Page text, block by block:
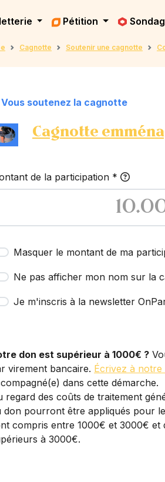
Pétition
Cagnotte Soutenir une cagnotte
Vous soutenez la cagnotte
Cagnotte
de la participation *
Masquer le montant de ma
Ne pas afficher mon nom sur la
Je m'inscris à la newsletter
don est supérieur à 1000€ ?
virement bancaire. Écrivez à
dans cette démarche.
regard des coûts de traitement
don pourront être appliqués pour
compris entre 1000€ et 3000€ et
à 3000€.